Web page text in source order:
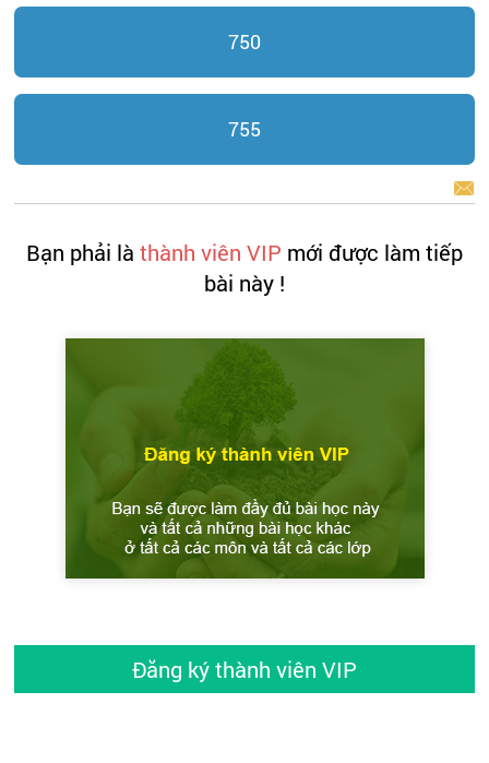
750
755
Bạn phải là thành viên VIP mới được làm tiếp
bài này !
Đăng ký thành viên VIP